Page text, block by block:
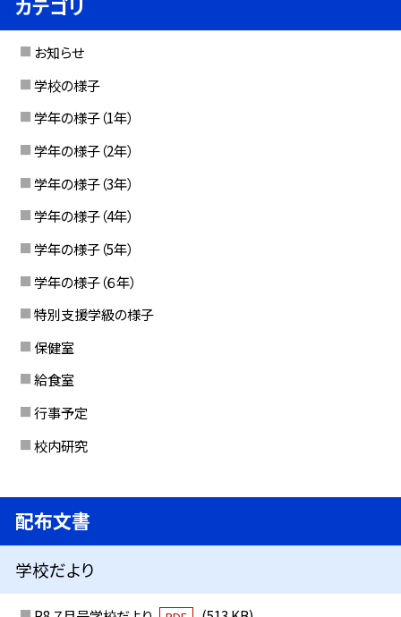
カテゴリ
お知らせ
学校の様子
学年の様子（1年）
学年の様子（2年）
学年の様子（3年）
学年の様子（4年）
学年の様子（5年）
学年の様子（６年）
特別支援学級の様子
保健室
給食室
行事予定
校内研究
配布文書
学校だより